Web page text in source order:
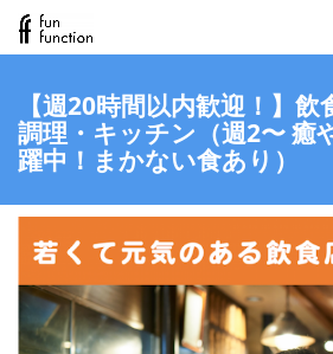
【週20時間以内歓迎！】
調理・キッチン（週2〜 癒
躍中！まかない食あり）